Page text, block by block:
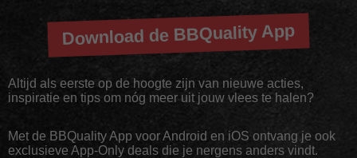
Download de BBQuality App
Altijd als eerste op de hoogte zijn van nieuwe acties,
inspiratie en tips om nóg meer uit jouw vlees te halen?
Met de BBQuality App voor Android en iOS ontvang je ook
exclusieve App-Only deals die je nergens anders vindt.